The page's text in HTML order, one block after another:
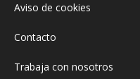
Aviso de cookies
Contacto
Trabaja con nosotros